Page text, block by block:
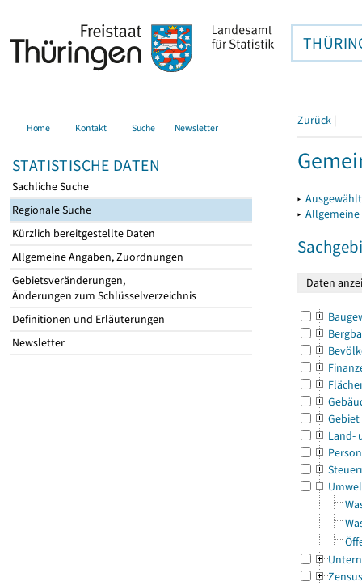
Home Kontakt Suche Newsletter
STATISTISCHE DATEN
Sachliche Suche
Regionale Suche
Kürzlich bereitgestellte Daten
Allgemeine Angaben, Zuordnungen
Gebietsveränderungen,
Änderungen zum Schlüsselverzeichnis
Definitionen und Erläuterungen
Newsletter
Zurück |
▸
▸
Gebiet
Land-
Zensus